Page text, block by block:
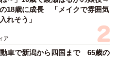
18歳に成長 「メイクで雰囲気
れそう」
ア
車で新潟から四国まで 65歳の